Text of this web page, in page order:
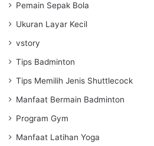
Pemain Sepak Bola
Ukuran Layar Kecil
vstory
Tips Badminton
Tips Memilih Jenis Shuttlecock
Manfaat Bermain Badminton
Program Gym
Manfaat Latihan Yoga